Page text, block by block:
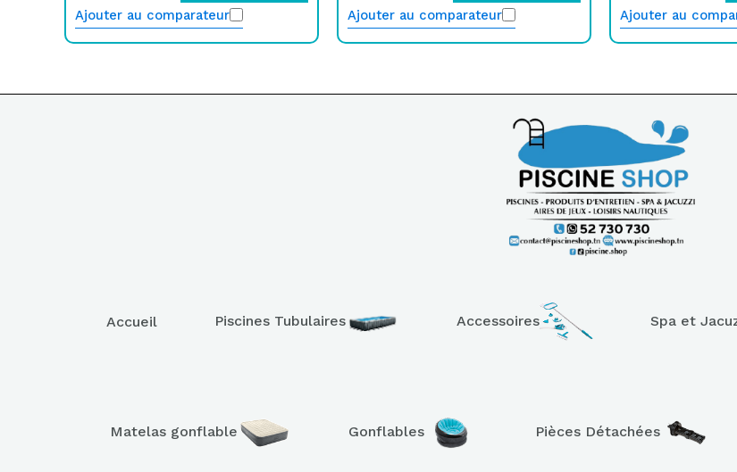
Ajouter au comparateur Ajouter au comparateur Ajouter au
Accueil Piscines Tubulaires Accessoires Spa et
Matelas gonflable Gonflables Pièces Détachées